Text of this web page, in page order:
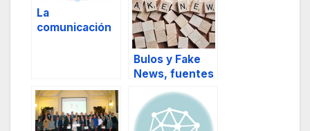
La
comunicación
Bulos y Fake
News, fuentes
desinformació
n